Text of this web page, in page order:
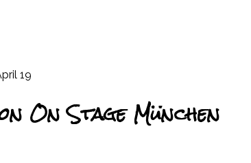
On Stage München